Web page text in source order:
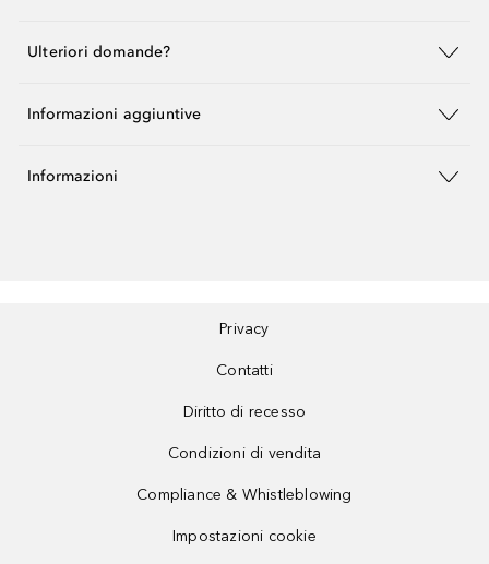
Ulteriori domande?
Informazioni aggiuntive
Informazioni
Privacy
Contatti
Diritto di recesso
Condizioni di vendita
Compliance & Whistleblowing
Impostazioni cookie